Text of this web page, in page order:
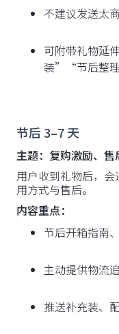
不建议发送太
可附带礼物延
装”“节后整
节后 3–7 天
主题：复购激励、售
用户收到礼物后，
用方式与售后。
内容重点：
节后开箱指南
主动提供物流
推送补充装、